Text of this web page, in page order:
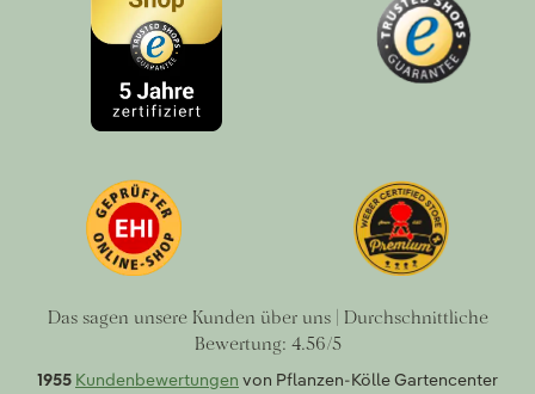
Das sagen unsere Kunden über uns | Durchschnittliche
Bewertung: 4.56/5
1955 Kundenbewertungen von Pflanzen-Kölle Gartencenter